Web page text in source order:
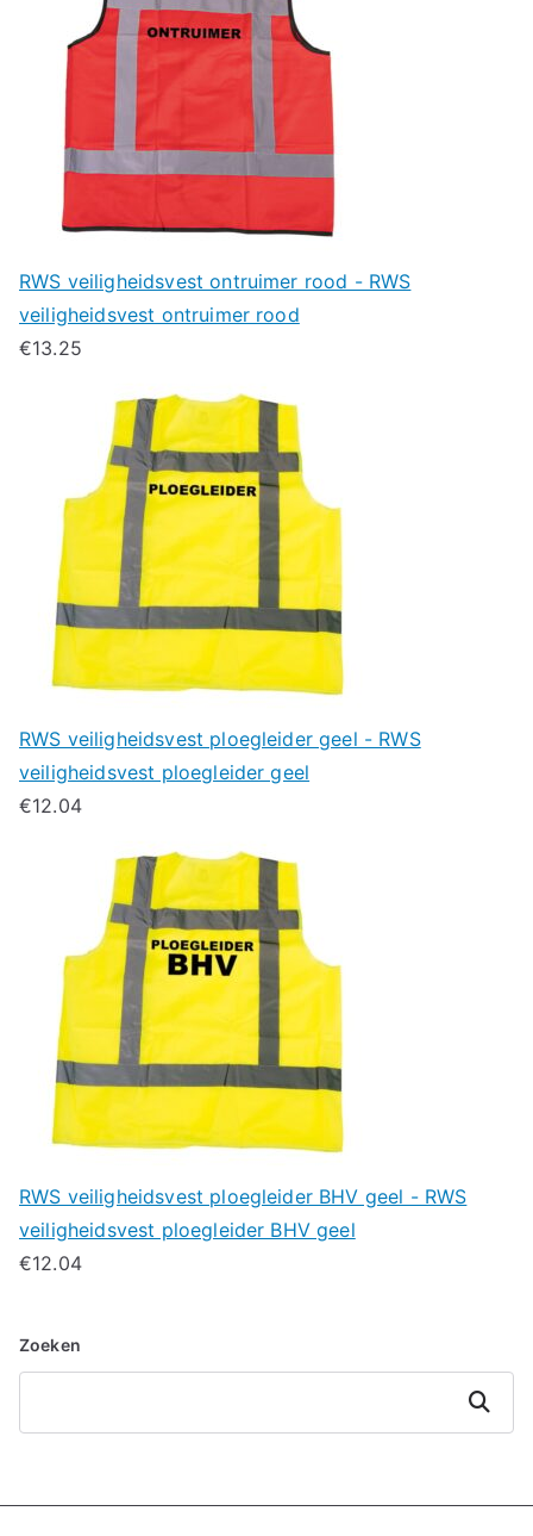
RWS veiligheidsvest ontruimer rood - RWS
veiligheidsvest ontruimer rood
€13.25
RWS veiligheidsvest ploegleider geel - RWS
veiligheidsvest ploegleider geel
€12.04
RWS veiligheidsvest ploegleider BHV geel - RWS
veiligheidsvest ploegleider BHV geel
€12.04
Zoeken
Zoeken